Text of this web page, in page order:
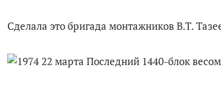
Сделала это бригада монтажников В.Т.